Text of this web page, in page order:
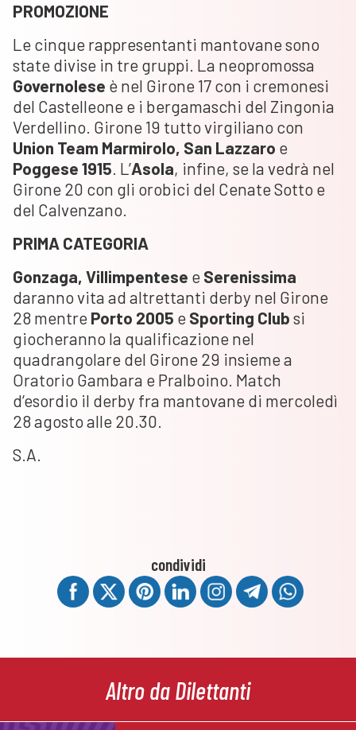
PROMOZIONE
Le cinque rappresentanti mantovane sono
state divise in tre gruppi. La neopromossa
Governolese è nel Girone 17 con i cremonesi
del Castelleone e i bergamaschi del Zingonia
Verdellino. Girone 19 tutto virgiliano con
Union Team Marmirolo, San Lazzaro e
Poggese 1915. L’Asola, infine, se la vedrà nel
Girone 20 con gli orobici del Cenate Sotto e
del Calvenzano.
PRIMA CATEGORIA
Gonzaga, Villimpentese e Serenissima
daranno vita ad altrettanti derby nel Girone
28 mentre Porto 2005 e Sporting Club si
giocheranno la qualificazione nel
quadrangolare del Girone 29 insieme a
Oratorio Gambara e Pralboino. Match
d’esordio il derby fra mantovane di mercoledì
28 agosto alle 20.30.
S.A.
condividi
Altro da Dilettanti